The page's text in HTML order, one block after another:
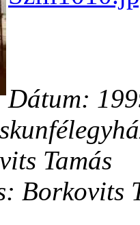
Dátum:
Tamás
Borkovits